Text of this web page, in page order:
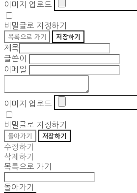
이미지 업로드
비밀글로 지정하기
목록으로 가기 저장하기
제목
글쓴이
이메일
이미지 업로드
비밀글로 지정하기
돌아가기 저장하기
수정하기
삭제하기
목록으로 가기
돌아가기